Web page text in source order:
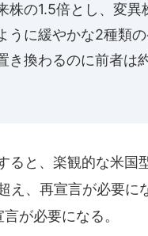
株の1.5倍とし、変
うに緩やかな2種類
き換わるのに前者は
と、楽観的な米国
え、再宣言が必要に
が必要になる。